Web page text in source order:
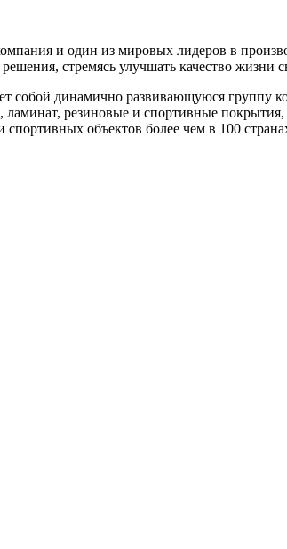
и один из мировых лидеров в
стремясь улучшать качество жизни
собой динамично развивающуюся
ламинат, резиновые и спортивные
объектов более чем в 100